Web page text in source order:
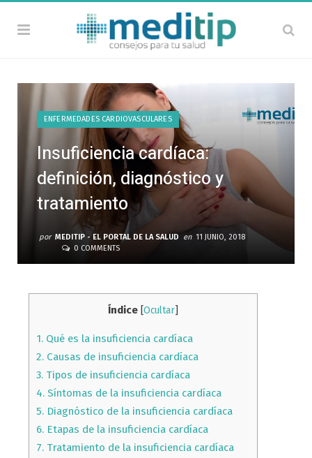
ENFERMEDADES CARDIOVASCULARES
Insuficiencia cardíaca:
definición, diagnóstico y
tratamiento
por MEDITIP - EL PORTAL DE LA SALUD en 11 JUNIO, 2018
0 COMMENTS
Índice Ocultar]
1.Qué es la insuficiencia cardíaca
2.Causas de insuficiencia cardíaca
3.Tipos de insuficiencia cardíaca
4.Síntomas de la insuficiencia cardíaca
5.Diagnóstico de la insuficiencia cardíaca
6.Etapas de la insuficiencia cardíaca
7.Tratamiento de la insuficiencia cardíaca